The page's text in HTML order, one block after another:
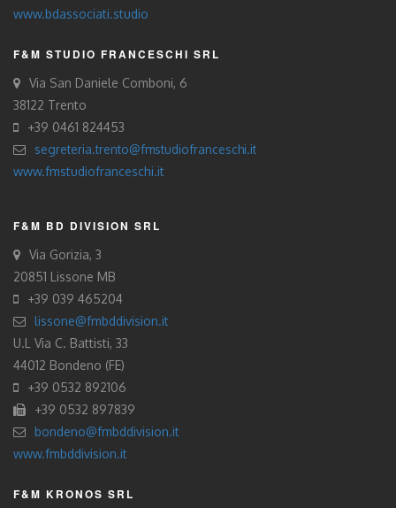
www.bdassociati.studio
F&M STUDIO FRANCESCHI SRL
Via San Daniele Comboni, 6
38122 Trento
+39 0461 824453
segreteria.trento@fmstudiofranceschi.it
www.fmstudiofranceschi.it
F&M BD DIVISION SRL
Via Gorizia, 3
20851 Lissone MB
+39 039 465204
lissone@fmbddivision.it
U.L Via C. Battisti, 33
44012 Bondeno (FE)
+39 0532 892106
+39 0532 897839
bondeno@fmbddivision.it
www.fmbddivision.it
F&M KRONOS SRL